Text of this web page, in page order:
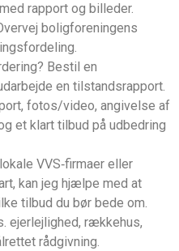
rapport og billeder.
boligforeningens
Bestil en
en tilstandsrapport.
fotos/video, angivelse af
et klart tilbud på udbedring
VVS‑firmaer eller
kan jeg hjælpe med at
tilbud du bør bede om.
ejerlejlighed, rækkehus,
rådgivning.